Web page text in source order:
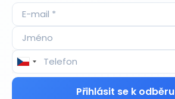
Přihlásit se k odběru